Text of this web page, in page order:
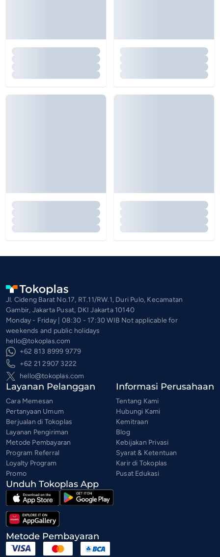
Jl. Cideng Barat No.17, RT.11/RW.1, Duri Pulo, Kecamatan
Gambir, Jakarta Pusat, DKI Jakarta 10140
Monday - Friday | 08:30 - 17:30 WIB Not applicable for
weekends and public holidays
hello@tokoplas.com
+62 813 8999 9779
+62 21 2907 3222
hello@tokoplas.com
Layanan Pelanggan
Cara Memesan
Pertanyaan Umum
Berjualan di Tokoplas
Layanan Pengiriman
Metode Pembayaran
Program Referral
Loyalty Program
Promo
Informasi Perusahaan
Tentang Kami
Hubungi Kami
Kemitraan
Blog
Kebijakan Privasi
Syarat & Ketentuan
Karir di Tokoplas
Pusat Edukasi
Unduh Tokoplas App
Metode Pembayaran